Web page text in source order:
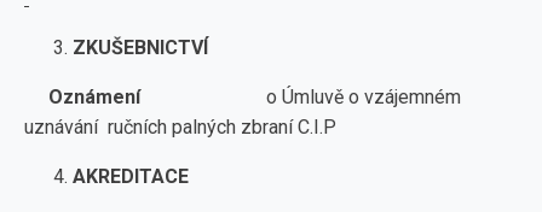
ZKUŠEBNICTVÍ
Oznámení o Úmluvě o vzájemném
uznávání ručních palných zbraní C.I.P
AKREDITACE